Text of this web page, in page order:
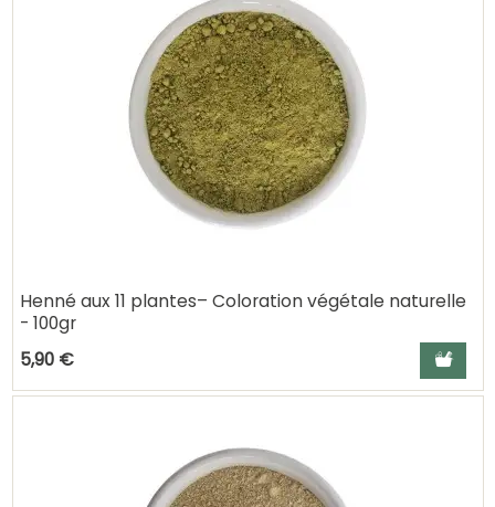
Henné aux 11 plantes– Coloration végétale naturelle
- 100gr
5,90 €
Ajouter